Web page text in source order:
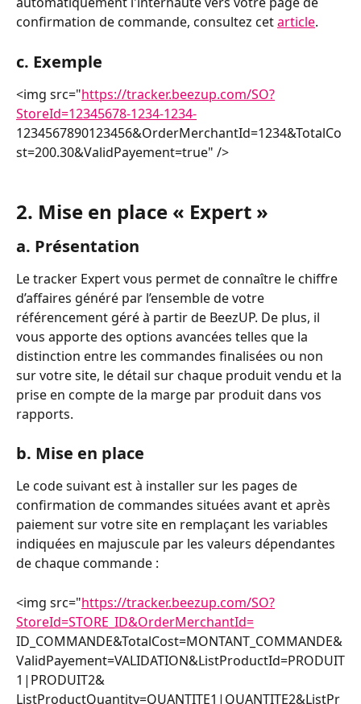
confirmation de commande, consultez cet article.
c. Exemple
<img src="https://tracker.beezup.com/SO?
StoreId=12345678-1234-1234-
1234567890123456&OrderMerchantId=1234&TotalCo
st=200.30&ValidPayement=true" />
2. Mise en place « Expert »
a. Présentation
Le tracker Expert vous permet de connaître le chiffre
d’affaires généré par l’ensemble de votre
référencement géré à partir de BeezUP. De plus, il
vous apporte des options avancées telles que la
distinction entre les commandes finalisées ou non
sur votre site, le détail sur chaque produit vendu et la
prise en compte de la marge par produit dans vos
rapports.
b. Mise en place
Le code suivant est à installer sur les pages de
confirmation de commandes situées avant et après
paiement sur votre site en remplaçant les variables
indiquées en majuscule par les valeurs dépendantes
de chaque commande :
<img src="https://tracker.beezup.com/SO?
StoreId=STORE_ID&OrderMerchantId=
ID_COMMANDE&TotalCost=MONTANT_COMMANDE&
ValidPayement=VALIDATION&ListProductId=PRODUIT
1|PRODUIT2&
ListProductQuantity=QUANTITE1|QUANTITE2&ListPr